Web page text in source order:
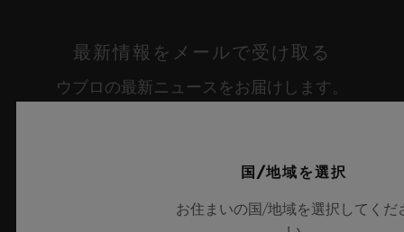
最新情報をメールで受け取る
ウブロの最新ニュースをお届けします。
国/地域を選択
お住まいの国/地域を選択してくだ